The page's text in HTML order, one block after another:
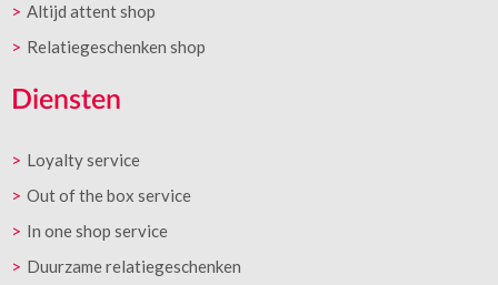
Altijd attent shop
Relatiegeschenken shop
Diensten
Loyalty service
Out of the box service
In one shop service
Duurzame relatiegeschenken